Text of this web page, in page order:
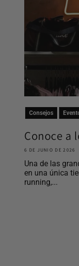
Consejos
Conoce a
6 DE JUNIO DE 2026
Una de las
en una única
running,...